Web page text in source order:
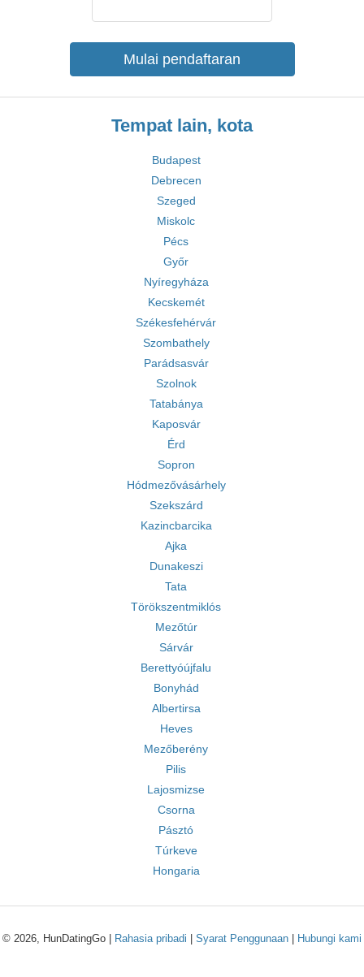
Mulai pendaftaran
Tempat lain, kota
Budapest
Debrecen
Szeged
Miskolc
Pécs
Győr
Nyíregyháza
Kecskemét
Székesfehérvár
Szombathely
Parádsasvár
Szolnok
Tatabánya
Kaposvár
Érd
Sopron
Hódmezővásárhely
Szekszárd
Kazincbarcika
Ajka
Dunakeszi
Tata
Törökszentmiklós
Mezőtúr
Sárvár
Berettyóújfalu
Bonyhád
Albertirsa
Heves
Mezőberény
Pilis
Lajosmizse
Csorna
Pásztó
Túrkeve
Hongaria
© 2026, HunDatingGo | Rahasia pribadi Syarat Penggunaan Hubungi kami